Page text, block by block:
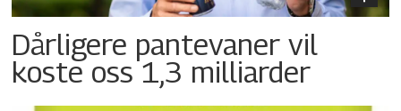
Dårligere pantevaner vil
koste oss 1,3 milliarder